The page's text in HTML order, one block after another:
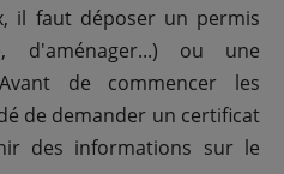
il faut déposer un permis
d'aménager...) ou une
de commencer les
de demander un certificat
des informations sur le